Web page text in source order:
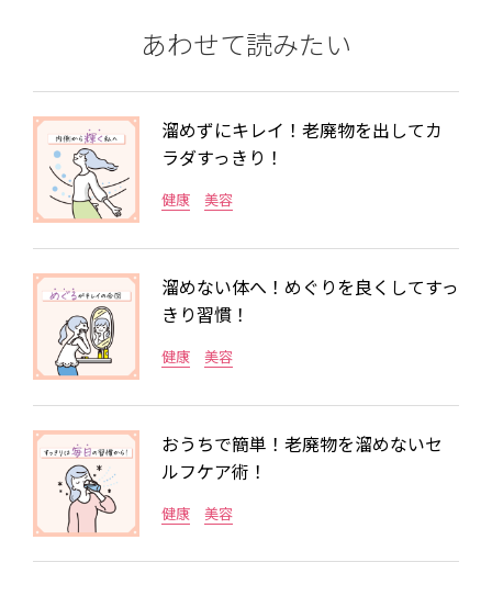
あわせて読みたい
溜めずにキレイ！老廃物を出してカ
ラダすっきり！
健康 美容
溜めない体へ！めぐりを良くしてすっ
きり習慣！
健康 美容
おうちで簡単！老廃物を溜めないセ
ルフケア術！
健康 美容